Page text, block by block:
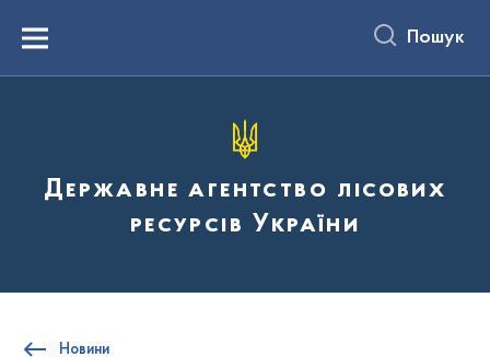
вмістуMenu Пошук
Державне агентство лісових
ресурсів України
Новини